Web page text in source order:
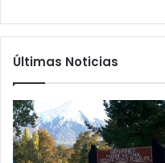
Últimas Noticias